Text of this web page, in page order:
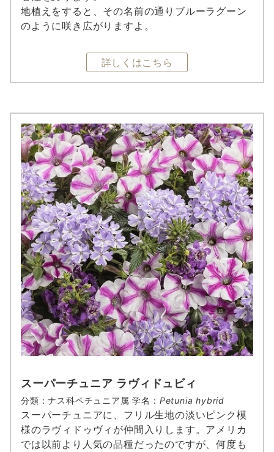
地植えをすると、その名前の通りブルーラグーン
のように咲き広がりますよ。
詳しくはこちら
スーパーチュニア ラヴィドュビィ
分類：ナス科ペチュニア属 学名： Petunia hybrid
スーパーチュニアに、フリル生地の淡いピンク模
様のラヴィドゥヴィが仲間入りします。アメリカ
では以前より人気の品種だったのですが、何度も